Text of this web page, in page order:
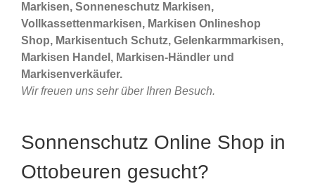
Markisen, Sonneneschutz Markisen,
Vollkassettenmarkisen, Markisen Onlineshop
Shop, Markisentuch Schutz, Gelenkarmmarkisen,
Markisen Handel, Markisen-Händler und
Markisenverkäufer.
Wir freuen uns sehr über Ihren Besuch.
Sonnenschutz Online Shop in
Ottobeuren gesucht?